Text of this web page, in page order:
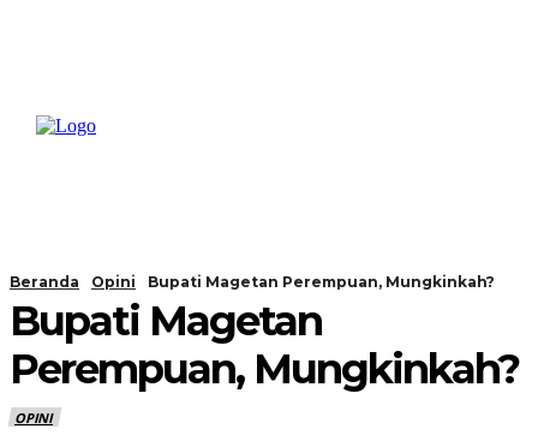
Beranda Opini Bupati Magetan Perempuan, Mungkinkah?
Bupati Magetan
Perempuan, Mungkinkah?
OPINI